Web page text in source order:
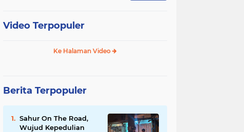
Video Terpopuler
Ke Halaman Video
Berita Terpopuler
Sahur On The Road,
Wujud Kepedulian